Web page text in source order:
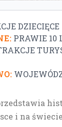
DZIECIĘCE
PRAWIE 10
i na